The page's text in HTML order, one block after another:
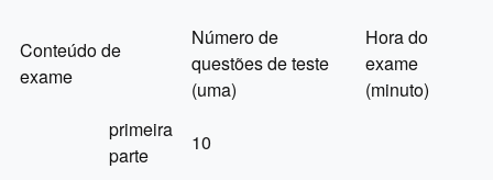
Conteúdo de
exame
Número de
questões de teste
(uma)
Hora do
exame
(minuto)
primeira
parte
10